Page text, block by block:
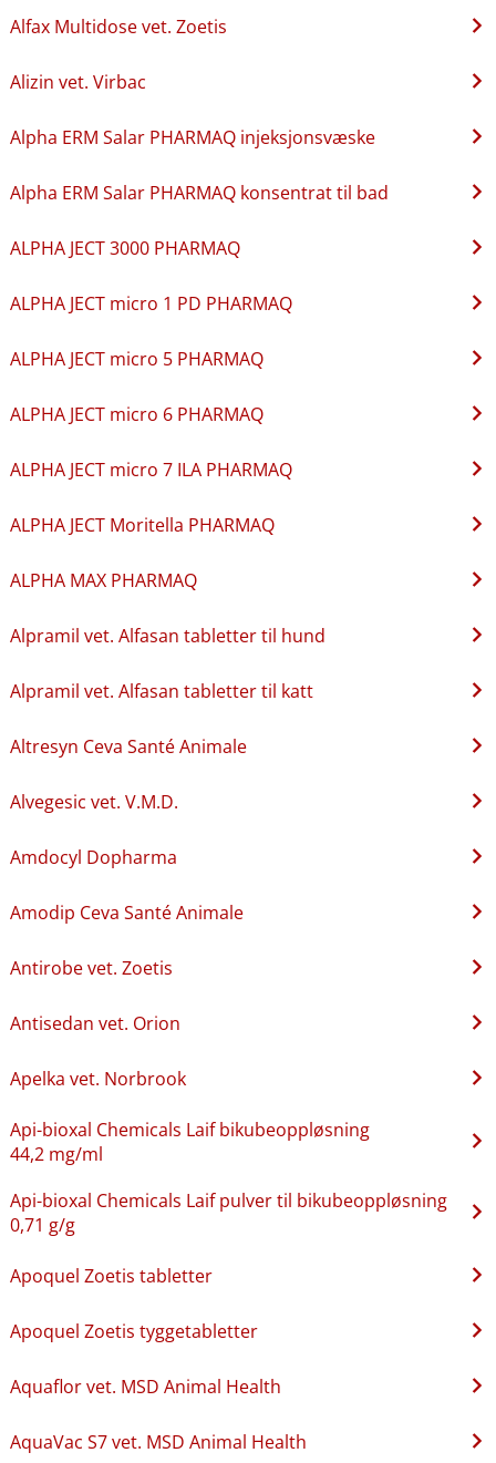
Alfax Multidose vet. Zoetis
Alizin vet. Virbac
Alpha ERM Salar PHARMAQ injeksjonsvæske
Alpha ERM Salar PHARMAQ konsentrat til bad
ALPHA JECT 3000 PHARMAQ
ALPHA JECT micro 1 PD PHARMAQ
ALPHA JECT micro 5 PHARMAQ
ALPHA JECT micro 6 PHARMAQ
ALPHA JECT micro 7 ILA PHARMAQ
ALPHA JECT Moritella PHARMAQ
ALPHA MAX PHARMAQ
Alpramil vet. Alfasan tabletter til hund
Alpramil vet. Alfasan tabletter til katt
Altresyn Ceva Santé Animale
Alvegesic vet. V.M.D.
Amdocyl Dopharma
Amodip Ceva Santé Animale
Antirobe vet. Zoetis
Antisedan vet. Orion
Apelka vet. Norbrook
Api-bioxal Chemicals Laif bikubeoppløsning
44,2 mg/ml
Api-bioxal Chemicals Laif pulver til bikubeoppløsning
0,71 g/g
Apoquel Zoetis tabletter
Apoquel Zoetis tyggetabletter
Aquaflor vet. MSD Animal Health
AquaVac S7 vet. MSD Animal Health